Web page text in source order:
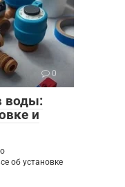
0
воды:
и
об установке